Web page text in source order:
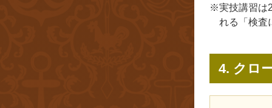
※実技講習は
れる「検査
4. クロ